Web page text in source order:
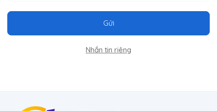
Gửi
Nhắn tin riêng